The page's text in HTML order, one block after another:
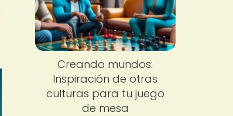
Creando mundos:
Inspiración de otras
culturas para tu juego
de mesa